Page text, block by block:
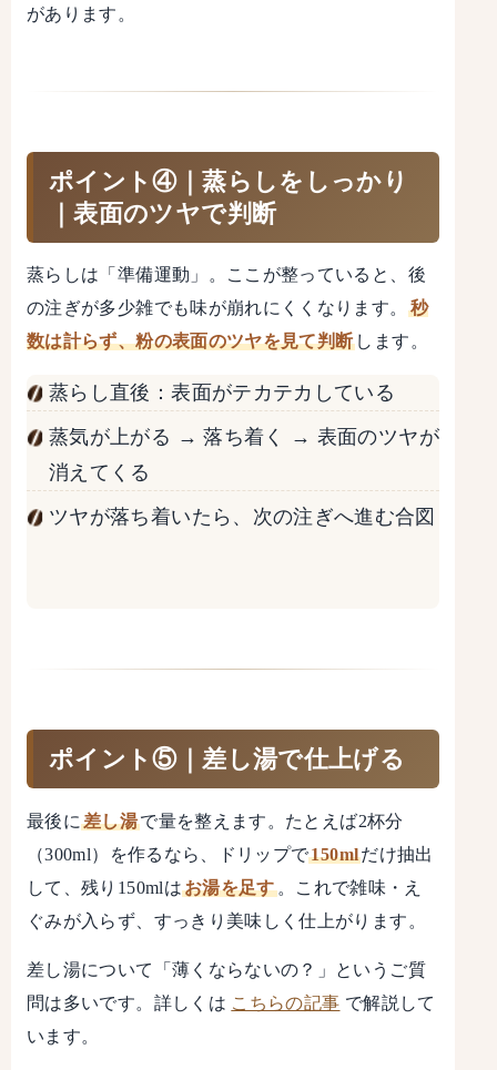
があります。
ポイント④｜蒸らしをしっかり
｜表面のツヤで判断
蒸らしは「準備運動」。ここが整っていると、後
の注ぎが多少雑でも味が崩れにくくなります。
秒
数は計らず、粉の表面のツヤを見て判断 します。
蒸らし直後：表面がテカテカしている
蒸気が上がる → 落ち着く → 表面のツヤが
消えてくる
ツヤが落ち着いたら、次の注ぎへ進む合図
ポイント⑤｜差し湯で仕上げる
最後に差し湯で量を整えます。たとえば2杯分
（300ml）を作るなら、ドリップで150mlだけ抽出
して、残り150mlはお湯を足す。これで雑味・え
ぐみが入らず、すっきり美味しく仕上がります。
差し湯について「薄くならないの？」というご質
問は多いです。詳しくは こちらの記事 で解説して
います。